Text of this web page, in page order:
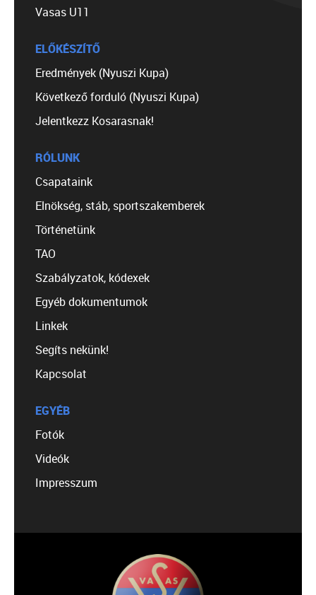
Vasas U11
ELŐKÉSZÍTŐ
Eredmények (Nyuszi Kupa)
Következő forduló (Nyuszi Kupa)
Jelentkezz Kosarasnak!
RÓLUNK
Csapataink
Elnökség, stáb, sportszakemberek
Történetünk
TAO
Szabályzatok, kódexek
Egyéb dokumentumok
Linkek
Segíts nekünk!
Kapcsolat
EGYÉB
Fotók
Videók
Impresszum